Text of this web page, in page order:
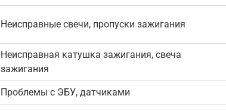
Неисправные свечи, пропуски зажигания
Неисправная катушка зажигания, свеча
зажигания
Проблемы с ЭБУ, датчиками